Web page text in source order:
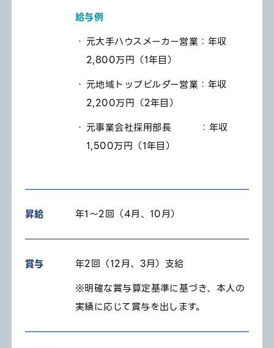
給与例
元大手ハウスメーカー営業：年収
2,800万円（1年目）
元地域トップビルダー営業：年収
2,200万円（2年目）
元事業会社採用部長 ：年収
1,500万円（1年目）
昇給 年1〜2回（4月、10月）
賞与
年2回（12月、3月）支給
※明確な賞与算定基準に基づき、本人の
実績に応じて賞与を出します。